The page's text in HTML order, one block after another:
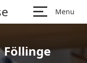
Menu
Föllinge